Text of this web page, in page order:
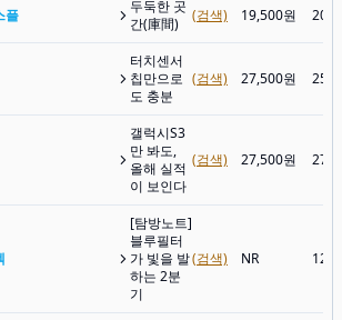
플
두둑한 곳
간(庫間)
(검색) 19,500원
터치센서
칩만으로
도 충분
(검색) 27,500원
갤럭시S3
만 봐도,
올해 실적
이 보인다
(검색) 27,500원
[탐방노트]
블루필터
가 빛을 발
하는 2분
기
(검색) NR